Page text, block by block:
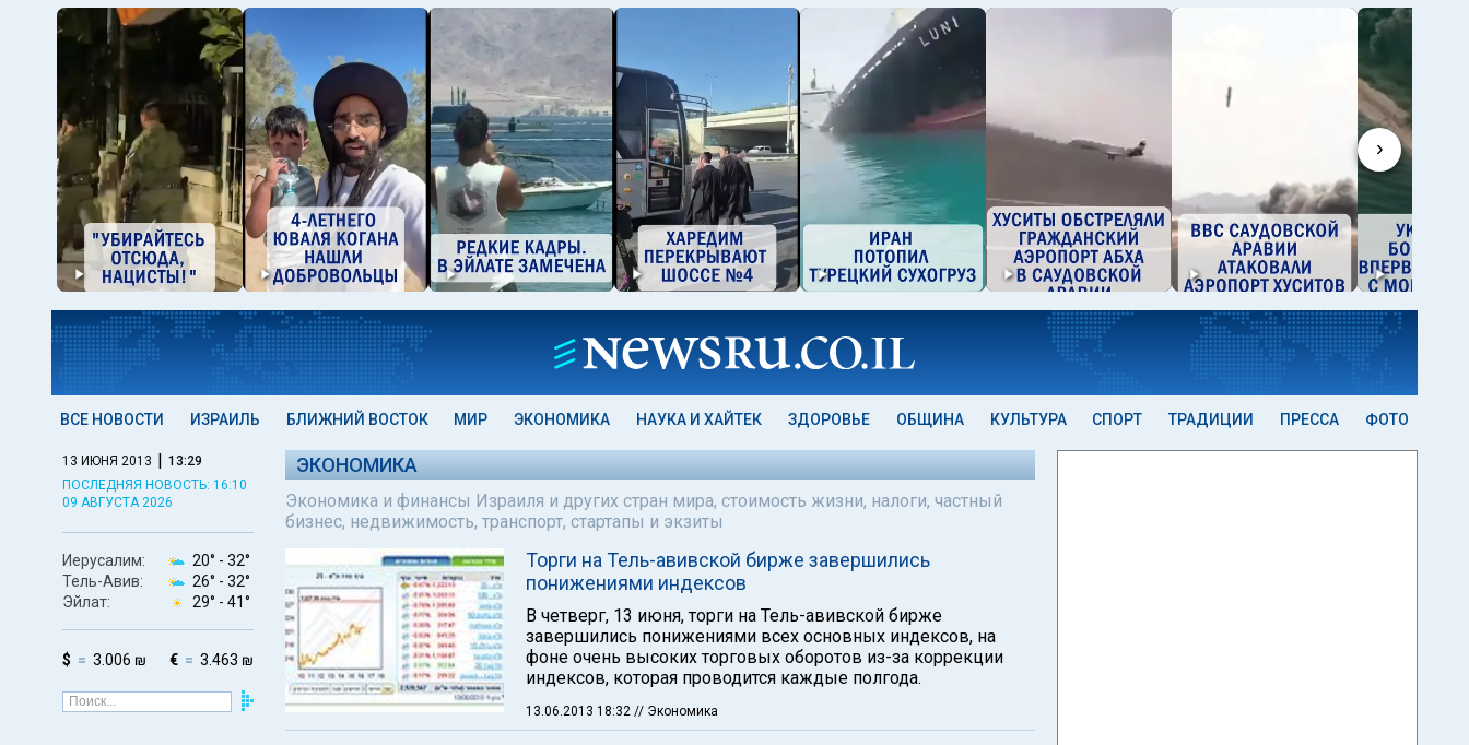
›
ВСЕ НОВОСТИ ИЗРАИЛЬ БЛИЖНИЙ ВОСТОК МИР ЭКОНОМИКА НАУКА И ХАЙТЕК ЗДОРОВЬЕ ОБЩИНА КУЛЬТУРА СПОРТ ТРАДИЦИИ ПРЕССА ФОТО
13 ИЮНЯ 2013 | 13:29
ПОСЛЕДНЯЯ НОВОСТЬ: 16:10
09 АВГУСТА 2026
Иерусалим: 20° - 32°
Тель-Авив:
26° - 32°
Эйлат:
29° - 41°
$ 3.006 ₪ € 3.463 ₪
ЭКОНОМИКА
Экономика и финансы Израиля и других стран мира, стоимость жизни, налоги, частный
бизнес, недвижимость, транспорт, стартапы и экзиты
Торги на Тель-авивской бирже завершились
понижениями индексов
В четверг, 13 июня, торги на Тель-авивской бирже
завершились понижениями всех основных индексов, на
фоне очень высоких торговых оборотов из-за коррекции
индексов, которая проводится каждые полгода.
13.06.2013 18:32 // Экономика